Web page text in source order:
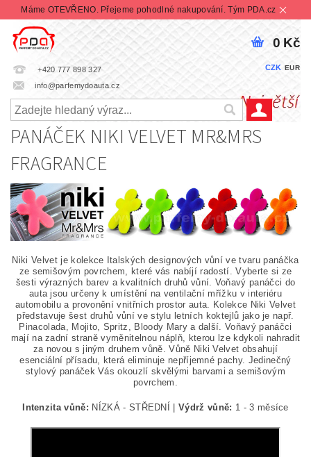
Máme OTEVŘENO. Přejeme pohodlné nakupování. Tým PDA.cz
+420 777 898 327
info@parfemydoauta.cz
CZK EUR
0 Kč
PANÁČEK NIKI VELVET MR&MRS
FRAGRANCE
Niki Velvet je kolekce Italských designových vůní ve tvaru panáčka
ze semišovým povrchem, které vás nabíjí radostí. Vyberte si ze
šesti výrazných barev a kvalitních druhů vůní. Voňavý panáčci do
auta jsou určeny k umístění na ventilační mřížku v interiéru
automobilu a provonění vnitřních prostor auta. Kolekce Niki Velvet
představuje šest druhů vůní ve stylu letních koktejlů jako je např.
Pinacolada, Mojito, Spritz, Bloody Mary a další. Voňavý panáčci
mají na zadní straně vyměnitelnou náplň, kterou lze kdykoli nahradit
za novou s jiným druhem vůně. Vůně Niki Velvet obsahují
esenciální přísadu, která eliminuje nepříjemné pachy. Jedinečný
stylový panáček Vás okouzlí skvělými barvami a semišovým
povrchem.
Intenzita vůně: NÍZKÁ - STŘEDNÍ |Výdrž vůně: 1 - 3 měsíce